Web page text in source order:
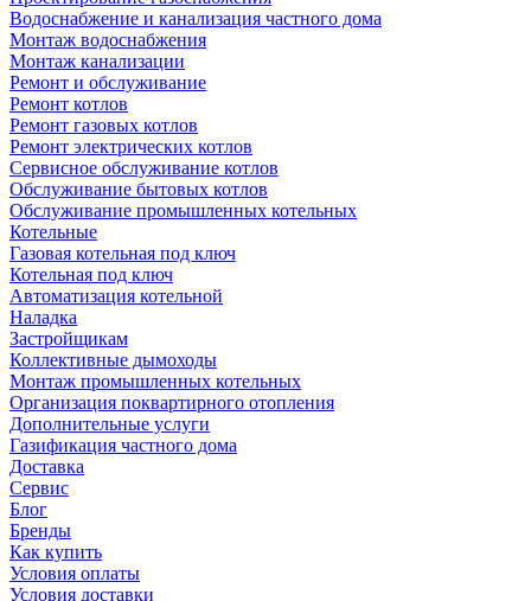
Водоснабжение и канализация частного дома
Монтаж водоснабжения
Монтаж канализации
Ремонт и обслуживание
Ремонт котлов
Ремонт газовых котлов
Ремонт электрических котлов
Сервисное обслуживание котлов
Обслуживание бытовых котлов
Обслуживание промышленных котельных
Котельные
Газовая котельная под ключ
Котельная под ключ
Автоматизация котельной
Наладка
Застройщикам
Коллективные дымоходы
Монтаж промышленных котельных
Организация поквартирного отопления
Дополнительные услуги
Газификация частного дома
Доставка
Сервис
Блог
Бренды
Как купить
Условия оплаты
Условия доставки